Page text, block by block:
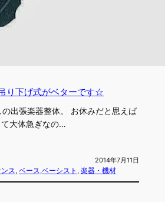
り下げ式がベターです☆
出張楽器整体。 お休みだと思えば
大体急ぎなの…
2014年7月11日
ス , ベース,ベーシスト , 楽器・機材